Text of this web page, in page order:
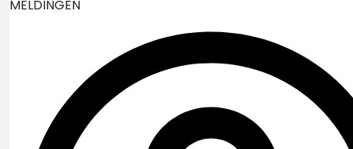
MELDINGEN